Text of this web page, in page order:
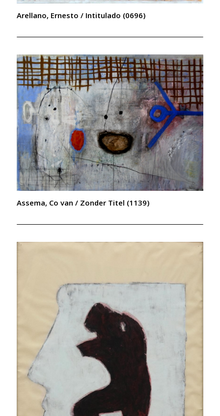
Arellano, Ernesto / Intitulado (0696)
Assema, Co van / Zonder Titel (1139)